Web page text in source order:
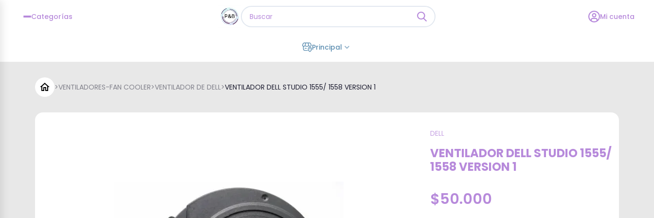
Categorías Mi cuenta
Principal
>VENTILADORES-FAN COOLER>VENTILADOR DE DELL>VENTILADOR DELL STUDIO 1555/ 1558 VERSION 1
DELL
VENTILADOR DELL STUDIO 1555/
1558 VERSION 1
$50.000